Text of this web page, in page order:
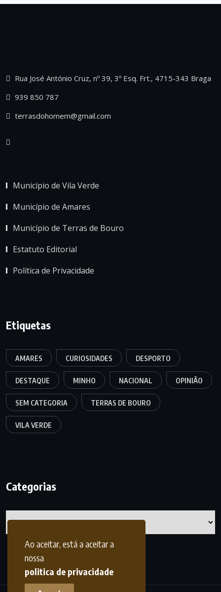
Ao aceitar, está a aceitar a
nossa
politica de privacidade
Rua José António Cruz, nº 39, 3º Esq. Frt., 4715-343 Braga
939 850 787
terrasdohomem@gmail.com
Município de Vila Verde
Município de Amares
Município de Terras de Bouro
Estatuto Editorial
Política de Privacidade
Etiquetas
AMARES CURIOSIDADES DESPORTO
DESTAQUE MINHO NACIONAL OPINIÃO
SEM CATEGORIA TERRAS DE BOURO
VILA VERDE
Categorias